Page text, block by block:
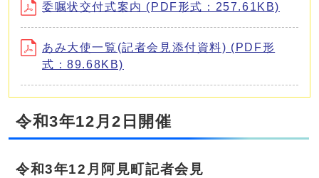
委嘱状交付式案内 (PDF形式：257.61KB)
あみ大使一覧(記者会見添付資料) (PDF形
式：89.68KB)
令和3年12月2日開催
令和3年12月阿見町記者会見